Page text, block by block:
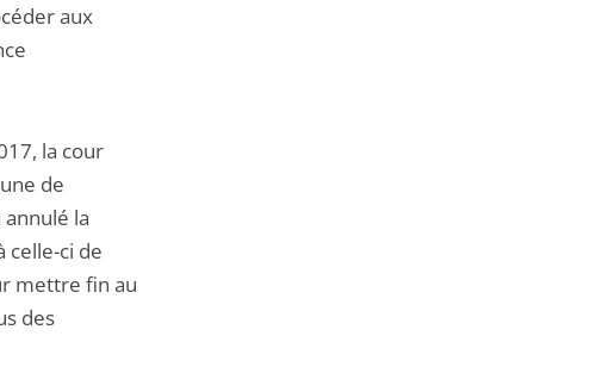
aux
la cour
de
la
celle-ci de
mettre fin au
des